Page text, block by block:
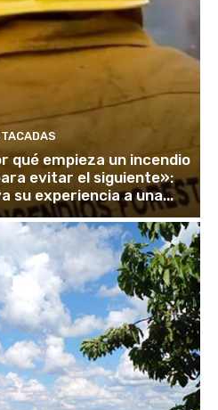
qué empieza un incendio
evitar el siguiente»:
su experiencia a una...